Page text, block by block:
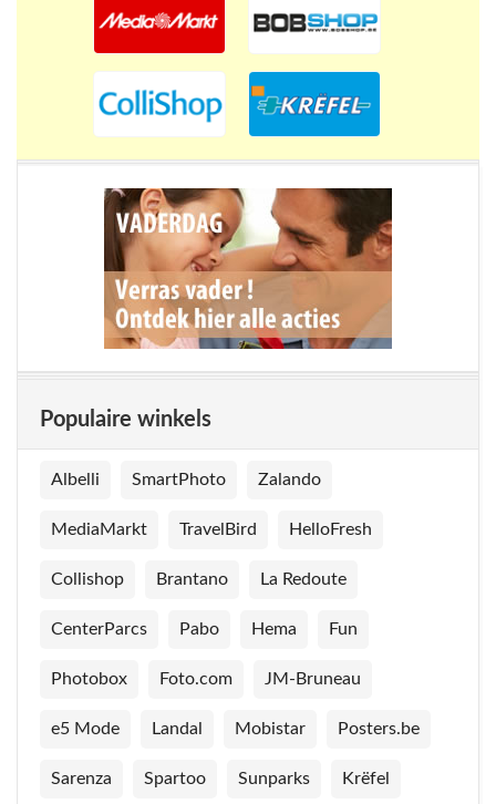
Populaire winkels
Albelli SmartPhoto Zalando
MediaMarkt TravelBird HelloFresh
Collishop Brantano La Redoute
CenterParcs Pabo Hema Fun
Photobox Foto.com JM-Bruneau
e5 Mode Landal Mobistar Posters.be
Sarenza Spartoo Sunparks Krëfel